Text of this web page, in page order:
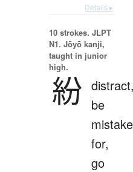
Details ▸
10 strokes. JLPT
N1. Jōyō kanji,
taught in junior
high.
紛 be
for,
go